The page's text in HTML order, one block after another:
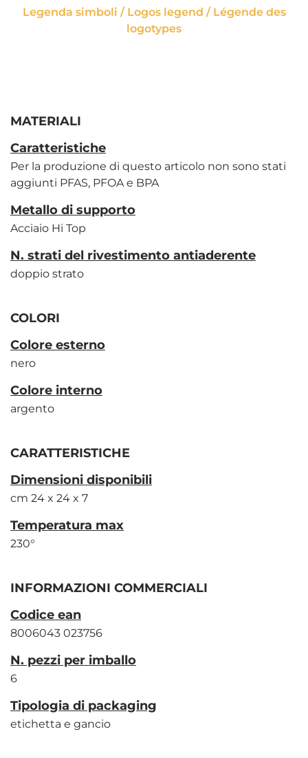
Legenda simboli / Logos legend / Légende des
logotypes
MATERIALI
Caratteristiche
Per la produzione di questo articolo non sono stati
aggiunti PFAS, PFOA e BPA
Metallo di supporto
Acciaio Hi Top
N. strati del rivestimento antiaderente
doppio strato
COLORI
Colore esterno
nero
Colore interno
argento
CARATTERISTICHE
Dimensioni disponibili
cm 24 x 24 x 7
Temperatura max
230°
INFORMAZIONI COMMERCIALI
Codice ean
8006043 023756
N. pezzi per imballo
6
Tipologia di packaging
etichetta e gancio